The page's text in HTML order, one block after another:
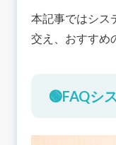
🟢FAQシステム
検索機能の充実
導入形態
本記事ではシス
交え、おすすめ
🟢FAQシ